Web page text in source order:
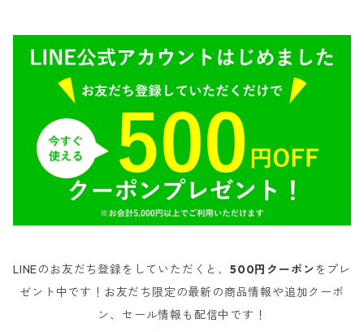
LINEのお友だち登録をしていただくと、500円クーポンをプレ
ゼント中です！お友だち限定の最新の商品情報や追加クーポ
ン、セール情報も配信中です！